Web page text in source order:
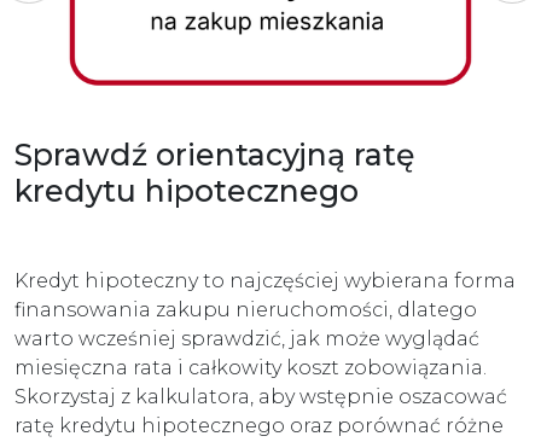
Sprawdź orientacyjną ratę
kredytu hipotecznego
Kredyt hipoteczny to najczęściej wybierana forma
finansowania zakupu nieruchomości, dlatego
warto wcześniej sprawdzić, jak może wyglądać
miesięczna rata i całkowity koszt zobowiązania.
Skorzystaj z kalkulatora, aby wstępnie oszacować
ratę kredytu hipotecznego oraz porównać różne